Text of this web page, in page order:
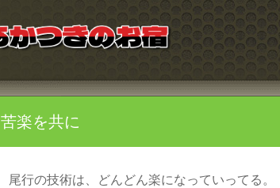
苦楽を共に
尾行の技術は、どんどん楽になっていってる。